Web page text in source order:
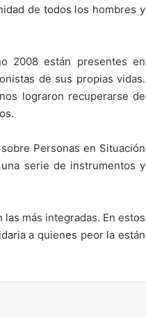
de todos los hombres y
2008 están presentes en
de sus propias vidas.
lograron recuperarse de
Personas en Situación
serie de instrumentos y
más integradas. En estos
a quienes peor la están